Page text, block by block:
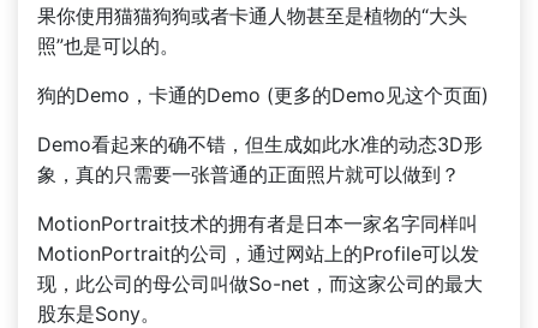
果你使用猫猫狗狗或者卡通人物甚至是植物的“大头
照”也是可以的。
狗的Demo，卡通的Demo (更多的Demo见这个页面)
Demo看起来的确不错，但生成如此水准的动态3D形
象，真的只需要一张普通的正面照片就可以做到？
MotionPortrait技术的拥有者是日本一家名字同样叫
MotionPortrait的公司，通过网站上的Profile可以发
现，此公司的母公司叫做So-net，而这家公司的最大
股东是Sony。